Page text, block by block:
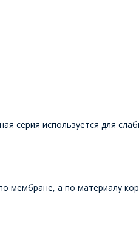
серия используется для
мембране, а по материалу